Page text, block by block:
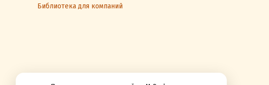
Библиотека для компаний